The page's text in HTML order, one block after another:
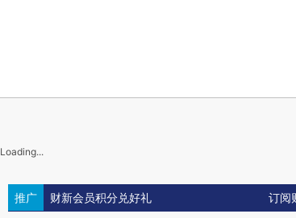
Loading...
推广 财新会员积分兑好礼 订阅